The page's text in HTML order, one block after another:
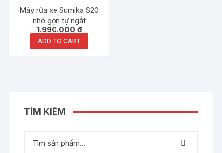
Máy rửa xe Sumika S20
nhỏ gọn tự ngắt
1.990.000 ₫
ADD TO CART
TÌM KIẾM